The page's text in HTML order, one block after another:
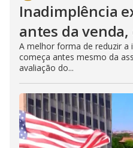
Inadimplência
antes da
A melhor forma de reduzir a
começa antes mesmo da
avaliação do...